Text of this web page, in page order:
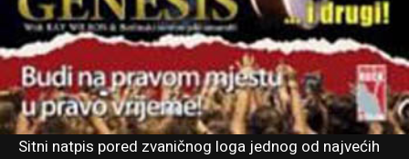
Sitni natpis pored zvaničnog loga jednog od najvećih